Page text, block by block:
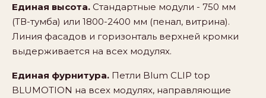
Единая высота. Стандартные модули - 750 мм
(ТВ-тумба) или 1800-2400 мм (пенал, витрина).
Линия фасадов и горизонталь верхней кромки
выдерживается на всех модулях.
Единая фурнитура. Петли Blum CLIP top
BLUMOTION на всех модулях, направляющие